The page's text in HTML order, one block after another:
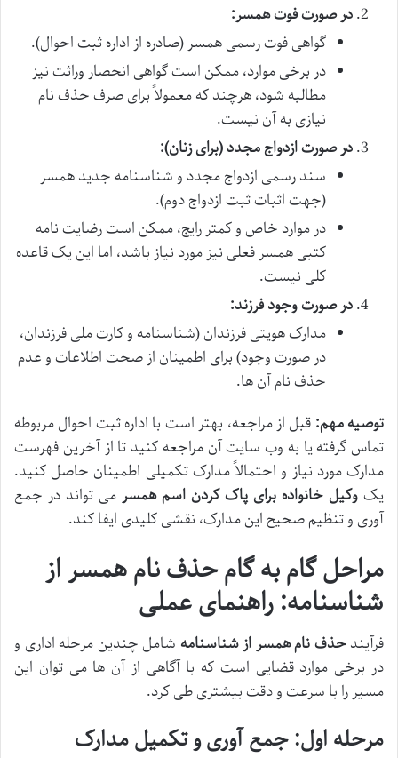
در صورت فوت همسر:
گواهی فوت رسمی همسر (صادره از اداره ثبت احوال).
در برخی موارد، ممکن است گواهی انحصار وراثت نیز
مطالبه شود، هرچند که معمولاً برای صرف حذف نام
نیازی به آن نیست.
در صورت ازدواج مجدد (برای زنان):
سند رسمی ازدواج مجدد و شناسنامه جدید همسر
(جهت اثبات ثبت ازدواج دوم).
در موارد خاص و کمتر رایج، ممکن است رضایت نامه
کتبی همسر فعلی نیز مورد نیاز باشد، اما این یک قاعده
کلی نیست.
در صورت وجود فرزند:
مدارک هویتی فرزندان (شناسنامه و کارت ملی فرزندان،
در صورت وجود) برای اطمینان از صحت اطلاعات و عدم
حذف نام آن ها.
توصیه مهم: قبل از مراجعه، بهتر است با اداره ثبت احوال مربوطه
تماس گرفته یا به وب سایت آن مراجعه کنید تا از آخرین فهرست
مدارک مورد نیاز و احتمالاً مدارک تکمیلی اطمینان حاصل کنید.
یک وکیل خانواده برای پاک کردن اسم همسر می تواند در جمع
آوری و تنظیم صحیح این مدارک، نقشی کلیدی ایفا کند.
مراحل گام به گام حذف نام همسر از
شناسنامه: راهنمای عملی
فرآیندحذف نام همسر از شناسنامه شامل چندین مرحله اداری و
در برخی موارد قضایی است که با آگاهی از آن ها می توان این
مسیر را با سرعت و دقت بیشتری طی کرد.
مرحله اول: جمع آوری و تکمیل مدارک